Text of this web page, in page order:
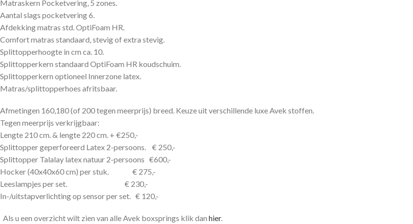
Matraskern Pocketvering, 5 zones.
Aantal slags pocketvering 6.
Afdekking matras std. OptiFoam HR.
Comfort matras standaard, stevig of extra stevig.
Splittopperhoogte in cm ca. 10.
Splittopperkern standaard OptiFoam HR koudschuim.
Splittopperkern optioneel Innerzone latex.
Matras/splittopperhoes afritsbaar.
Afmetingen 160,180 (of 200 tegen meerprijs) breed. Keuze uit verschillende luxe Avek stoffen.
Tegen meerprijs verkrijgbaar:
Lengte 210 cm. & lengte 220 cm. + €250,-
Splittopper geperforeerd Latex 2-persoons. € 250,-
Splittopper Talalay latex natuur 2-persoons €600,-
Hocker (40x40x60 cm) per stuk. € 275,-
Leeslampjes per set. € 230,-
In-/uitstapverlichting op sensor per set. € 120,-
Als u een overzicht wilt zien van alle Avek boxsprings klik dan hier.